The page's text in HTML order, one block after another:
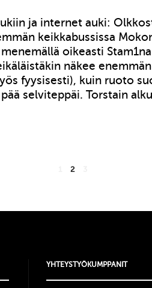
ja internet auki:
keikkabussissa
oikeasti
näkee
fyysisesti), kuin ruoto
pää selviteppäi. Torstain
2
YHTEYSTYÖKUMPPANIT